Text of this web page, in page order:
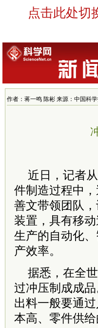
点击此处切
作者：蒋一鸣 陈彬 来源：中国科学
近日，记者
件制造过程中
善文带领团队
装置，具有移
生产的自动化
产效率。
据悉，在全
过冲压制成成
出料一般要通
本高、零件供给